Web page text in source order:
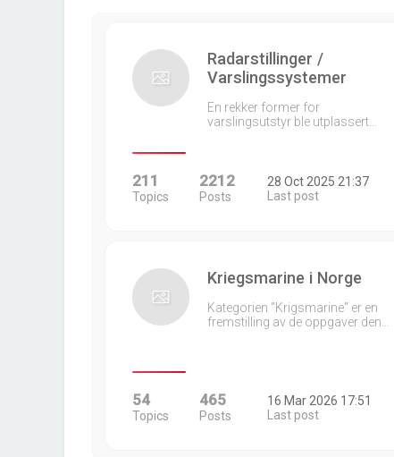
Radarstillinger /
Varslingssystemer
En rekker former for
varslingsutstyr ble utplassert…
211
Topics
2212
Posts
28 Oct 2025 21:37
Last post
Kriegsmarine i Norge
Kategorien "Krigsmarine" er en
fremstilling av de oppgaver den…
54
Topics
465
Posts
16 Mar 2026 17:51
Last post